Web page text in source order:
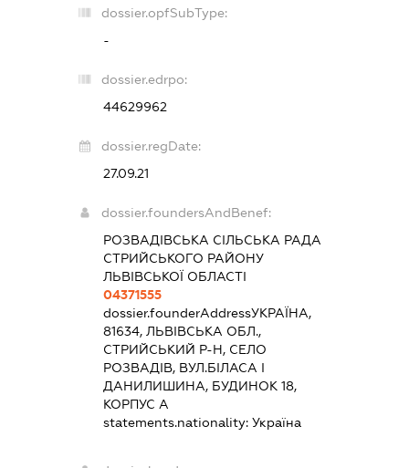
dossier.opfSubType:
-
dossier.edrpo:
44629962
dossier.regDate:
27.09.21
dossier.foundersAndBenef:
РОЗВАДІВСЬКА СІЛЬСЬКА РАДА
СТРИЙСЬКОГО РАЙОНУ
ЛЬВІВСЬКОЇ ОБЛАСТІ
04371555
dossier.founderAddressУКРАЇНА,
81634, ЛЬВІВСЬКА ОБЛ.,
СТРИЙСЬКИЙ Р-Н, СЕЛО
РОЗВАДІВ, ВУЛ.БІЛАСА І
ДАНИЛИШИНА, БУДИНОК 18,
КОРПУС А
statements.nationality:Україна